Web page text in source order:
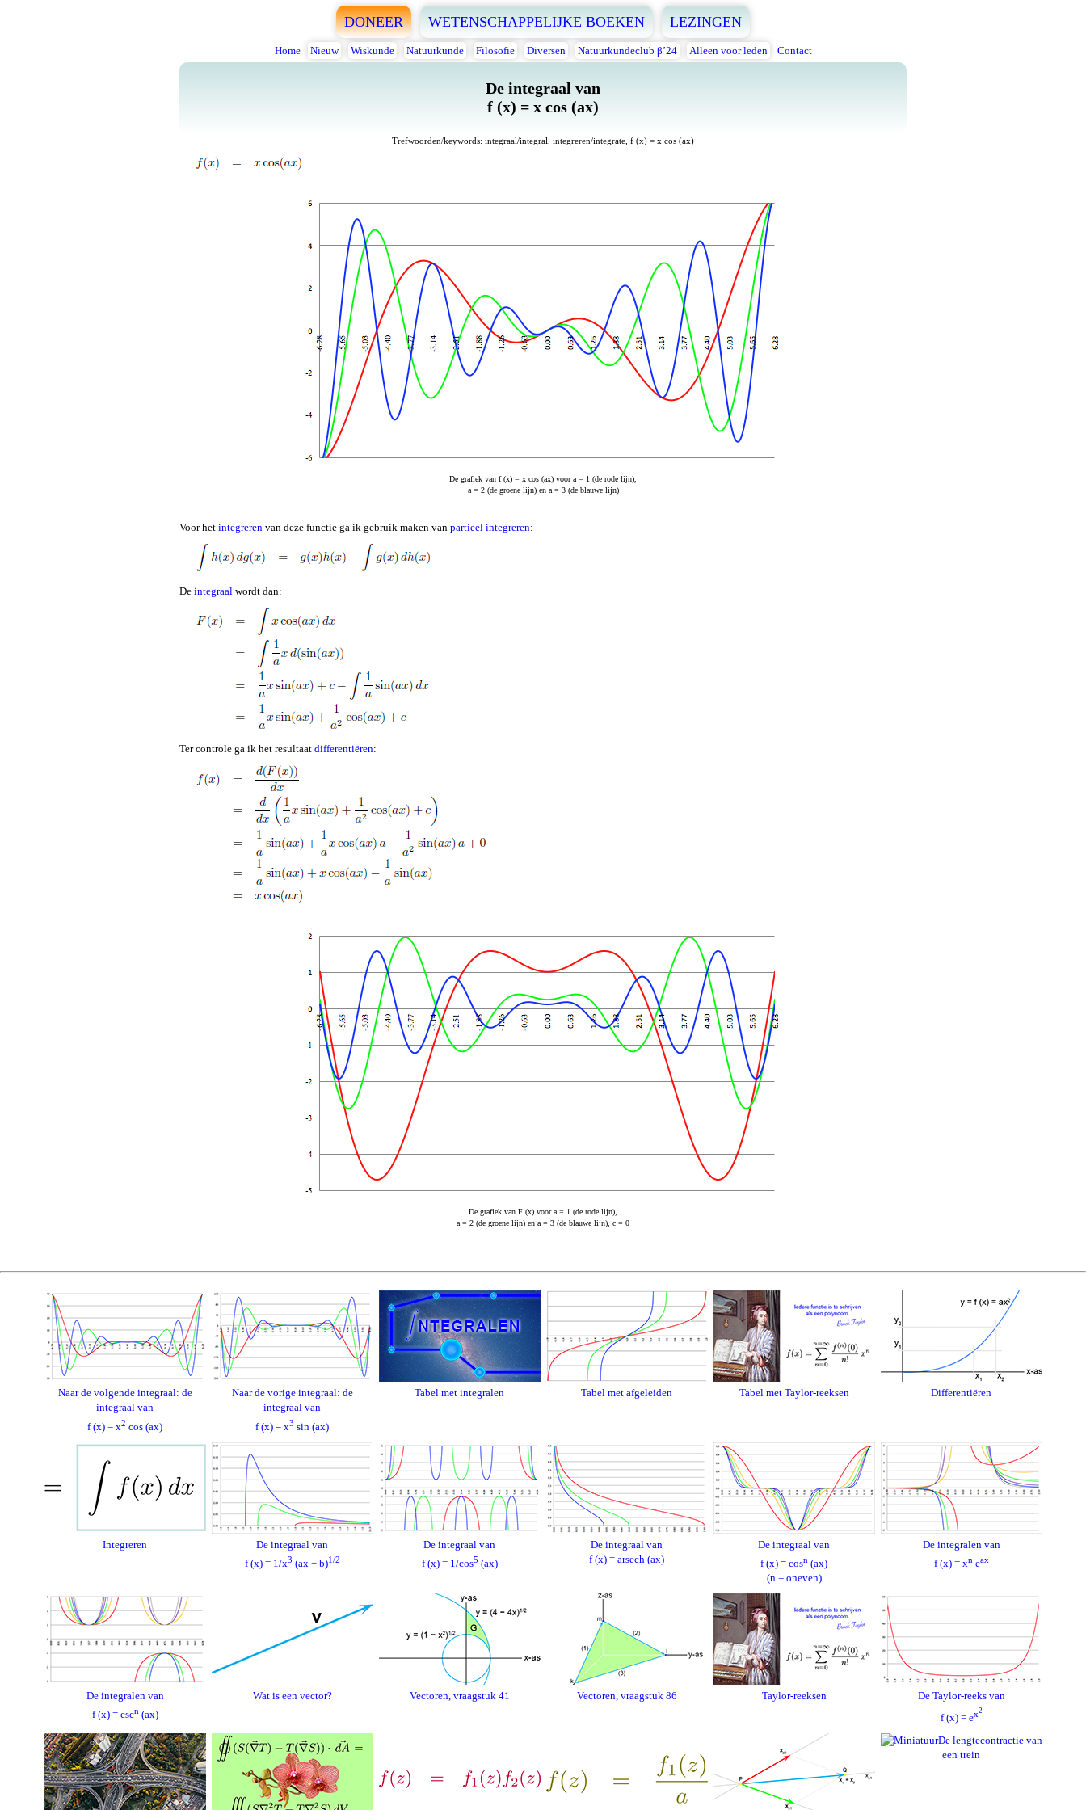
DONEER WETENSCHAPPELIJKE BOEKEN LEZINGEN
Home Nieuw Wiskunde Natuurkunde Filosofie Diversen Natuurkundeclub β’24 Alleen voor leden Contact
De integraal van
f (x) = x cos (ax)
Trefwoorden/keywords: integraal/integral, integreren/integrate, f (x) = x cos (ax)
De grafiek van f (x) = x cos (ax) voor a = 1 (de rode lijn),
a = 2 (de groene lijn) en a = 3 (de blauwe lijn)
Voor het integreren van deze functie ga ik gebruik maken van partieel integreren:
De integraal wordt dan:
Ter controle ga ik het resultaat differentiëren:
De grafiek van F (x) voor a = 1 (de rode lijn),
a = 2 (de groene lijn) en a = 3 (de blauwe lijn), c = 0
Naar de volgende integraal: de
integraal van
f (x) = x2 cos (ax)
Naar de vorige integraal: de
integraal van
f (x) = x3 sin (ax)
Tabel met integralen Tabel met afgeleiden Tabel met Taylor-reeksen Differentiëren
Integreren
De integraal van
f (x) = 1/x3 (ax − b)1/2
De integraal van
f (x) = 1/cos5 (ax)
De integraal van
f (x) = arsech (ax)
De integraal van
f (x) = cosn (ax)
(n = oneven)
De integralen van
f (x) = xneax
De integralen van
f (x) = cscn(ax)
Wat is een vector? Vectoren, vraagstuk 41 Vectoren, vraagstuk 86 Taylor-reeksen
De Taylor-reeks van
f (x) = ex2
De lengtecontractie van
een trein